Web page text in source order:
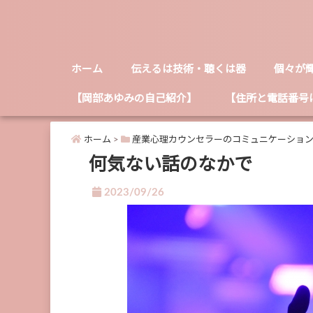
ホーム 伝えるは技術・聴くは器 個々が
【岡部あゆみの自己紹介】 【住所と電話番
ホーム > 産業心理カウンセラーのコミュニケーショ
何気ない話のなかで
2023/09/26